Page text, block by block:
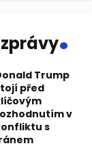
.
Trump
před
v
s